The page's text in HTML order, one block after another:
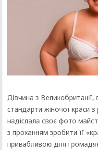
Дівчина з
стандарти жіночої краси
надіслала своє фото
з проханням зробити її
привабливою для